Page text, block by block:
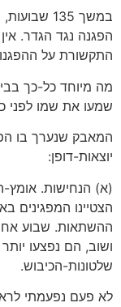
במשך 135
הפגנה נגד הגדר.
התקשורת על
מה מיוחד כל-כך
שמעו את שמו לפני
המאבק שנערך בו
יוצאות-דופן:
(א) הנחישות. אומץ-
הצטיינו המפגינים
ההשתאות. שבוע
ושוב, הם נפצעו
שלטונות-הכיבוש.
לא פעם נפעמתי